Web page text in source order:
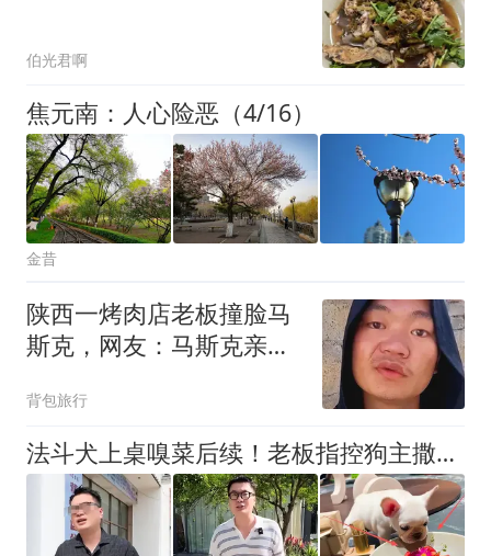
伯光君啊
焦元南：人心险恶（4/16）
金昔
陕西一烤肉店老板撞脸马
斯克，网友：马斯克亲兄
姓后，大家沉默了：你们
去验验DNA吧
背包旅行
法斗犬上桌嗅菜后续！老板指控狗主撒谎：无中生友！追责到底！